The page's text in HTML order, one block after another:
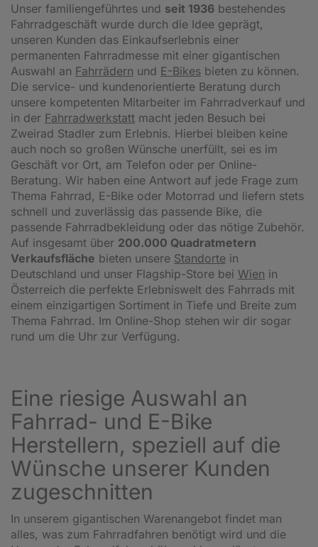
Unser familiengeführtes und seit 1936 bestehendes
Fahrradgeschäft wurde durch die Idee geprägt,
unseren Kunden das Einkaufserlebnis einer
permanenten Fahrradmesse mit einer gigantischen
Auswahl an Fahrrädern und E-Bikes bieten zu können.
Die service- und kundenorientierte Beratung durch
unsere kompetenten Mitarbeiter im Fahrradverkauf und
in der Fahrradwerkstatt macht jeden Besuch bei
Zweirad Stadler zum Erlebnis. Hierbei bleiben keine
auch noch so großen Wünsche unerfüllt, sei es im
Geschäft vor Ort, am Telefon oder per Online-
Beratung. Wir haben eine Antwort auf jede Frage zum
Thema Fahrrad, E-Bike oder Motorrad und liefern stets
schnell und zuverlässig das passende Bike, die
passende Fahrradbekleidung oder das nötige Zubehör.
Auf insgesamt über 200.000 Quadratmetern
Verkaufsfläche bieten unsere Standorte in
Deutschland und unser Flagship-Store bei Wien in
Österreich die perfekte Erlebniswelt des Fahrrads mit
einem einzigartigen Sortiment in Tiefe und Breite zum
Thema Fahrrad. Im Online-Shop stehen wir dir sogar
rund um die Uhr zur Verfügung.
Eine riesige Auswahl an
Fahrrad- und E-Bike
Herstellern, speziell auf die
Wünsche unserer Kunden
zugeschnitten
In unserem gigantischen Warenangebot findet man
alles, was zum Fahrradfahren benötigt wird und die